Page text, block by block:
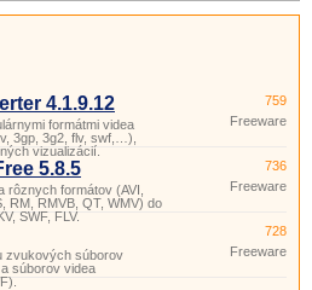
4.1.9.12
formátmi videa
3gp, 3g2, flv, swf,…),
vizualizácií.
759
Freeware
5.8.5
rôznych formátov (AVI,
RM, RMVB, QT, WMV) do
SWF, FLV.
736
Freeware
zvukových súborov
súborov videa
728
Freeware